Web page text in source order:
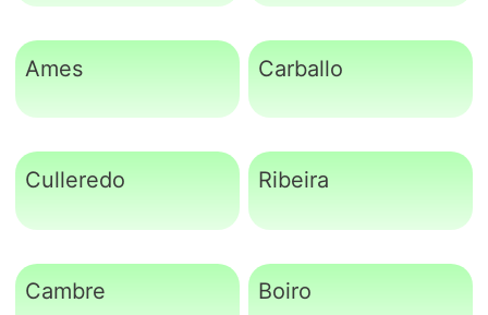
Ames Carballo
Culleredo Ribeira
Cambre Boiro